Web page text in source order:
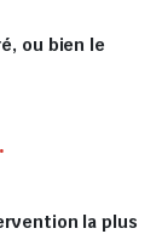
ou bien le
la plus